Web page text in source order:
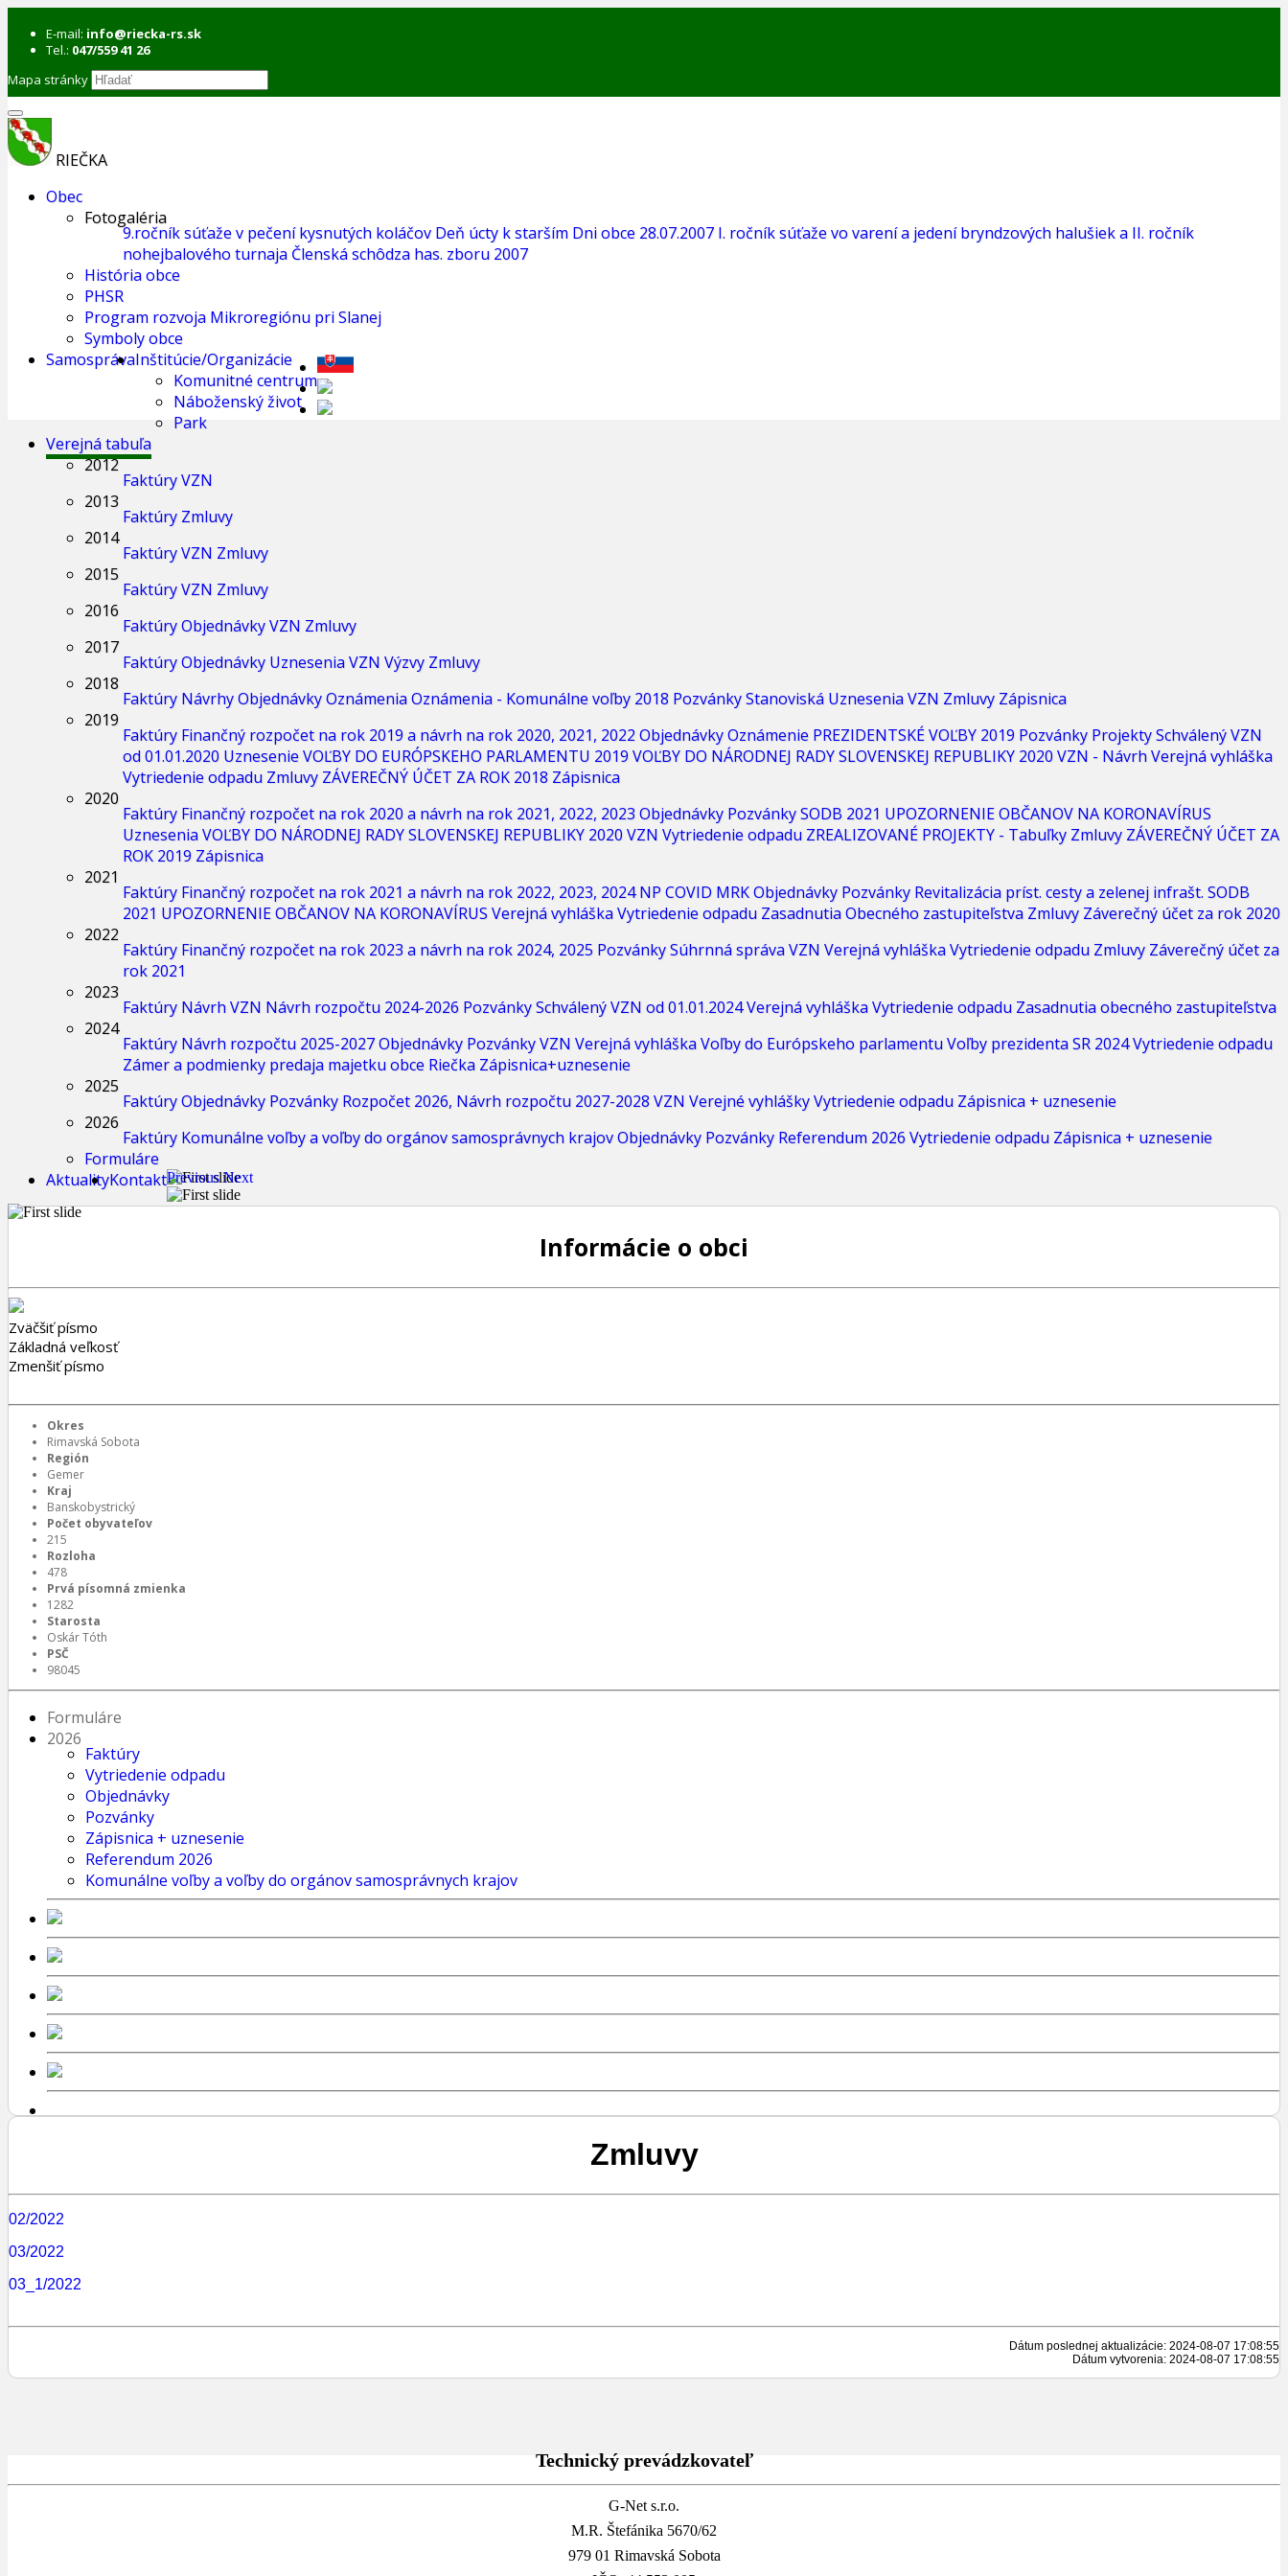
E-mail: info@riecka-rs.sk
Tel.: 047/559 41 26
Mapa stránky
RIEČKA
Obec
Fotogaléria
9.ročník súťaže v pečení kysnutých koláčov Deň úcty k starším Dni obce 28.07.2007 I. ročník súťaže vo varení a jedení bryndzových halušiek a II. ročník
nohejbalového turnaja Členská schôdza has. zboru 2007
História obce
PHSR
Program rozvoja Mikroregiónu pri Slanej
Symboly obce
SamosprávaInštitúcie/Organizácie
Komunitné centrum
Náboženský život
Park
Verejná tabuľa
2012
FaktúryVZN
2013
Faktúry Zmluvy
2014
FaktúryVZN Zmluvy
2015
FaktúryVZN Zmluvy
2016
FaktúryObjednávkyVZN Zmluvy
2017
FaktúryObjednávky UzneseniaVZN Výzvy Zmluvy
2018
Faktúry NávrhyObjednávkyOznámeniaOznámenia - Komunálne voľby 2018 PozvánkyStanoviská UzneseniaVZN Zmluvy Zápisnica
2019
Faktúry Finančný rozpočet na rok 2019 a návrh na rok 2020, 2021, 2022ObjednávkyOznámenie PREZIDENTSKÉ VOĽBY 2019 Pozvánky ProjektySchválený VZN
od 01.01.2020 UznesenieVOĽBY DO EURÓPSKEHO PARLAMENTU 2019VOĽBY DO NÁRODNEJ RADY SLOVENSKEJ REPUBLIKY 2020VZN - NávrhVerejná vyhláška
Vytriedenie odpadu Zmluvy ZÁVEREČNÝ ÚČET ZA ROK 2018 Zápisnica
2020
Faktúry Finančný rozpočet na rok 2020 a návrh na rok 2021, 2022, 2023Objednávky PozvánkySODB 2021 UPOZORNENIE OBČANOV NA KORONAVÍRUS
UzneseniaVOĽBY DO NÁRODNEJ RADY SLOVENSKEJ REPUBLIKY 2020VZN Vytriedenie odpadu ZREALIZOVANÉ PROJEKTY - Tabuľky Zmluvy ZÁVEREČNÝ ÚČET ZA
ROK 2019 Zápisnica
2021
Faktúry Finančný rozpočet na rok 2021 a návrh na rok 2022, 2023, 2024 NP COVID MRKObjednávky Pozvánky Revitalizácia príst. cesty a zelenej infrašt. SODB
2021 UPOZORNENIE OBČANOV NA KORONAVÍRUSVerejná vyhláškaVytriedenie odpadu Zasadnutia Obecného zastupiteľstva Zmluvy Záverečný účet za rok 2020
2022
Faktúry Finančný rozpočet na rok 2023 a návrh na rok 2024, 2025 PozvánkySúhrnná správaVZN Verejná vyhláškaVytriedenie odpadu Zmluvy Záverečný účet za
rok 2021
2023
Faktúry Návrh VZN Návrh rozpočtu 2024-2026 PozvánkySchválený VZN od 01.01.2024Verejná vyhláškaVytriedenie odpadu Zasadnutia obecného zastupiteľstva
2024
Faktúry Návrh rozpočtu 2025-2027Objednávky PozvánkyVZN Verejná vyhláškaVoľby do Európskeho parlamentuVoľby prezidenta SR 2024Vytriedenie odpadu
Zámer a podmienky predaja majetku obce Riečka Zápisnica+uznesenie
2025
FaktúryObjednávky Pozvánky Rozpočet 2026, Návrh rozpočtu 2027-2028VZN Verejné vyhláškyVytriedenie odpadu Zápisnica + uznesenie
2026
Faktúry Komunálne voľby a voľby do orgánov samosprávnych krajovObjednávky Pozvánky Referendum 2026Vytriedenie odpadu Zápisnica + uznesenie
Formuláre
AktualityKontaktPrevious Next
Informácie o obci
Zväčšiť písmo
Základná veľkosť
Zmenšiť písmo
Okres
Rimavská Sobota
Región
Gemer
Kraj
Banskobystrický
Počet obyvateľov
215
Rozloha
478
Prvá písomná zmienka
1282
Starosta
Oskár Tóth
PSČ
98045
Formuláre
2026
Faktúry
Vytriedenie odpadu
Objednávky
Pozvánky
Zápisnica + uznesenie
Referendum 2026
Komunálne voľby a voľby do orgánov samosprávnych krajov
Zmluvy
02/2022
03/2022
03_1/2022
Dátum poslednej aktualizácie: 2024-08-07 17:08:55
Dátum vytvorenia: 2024-08-07 17:08:55
Technický prevádzkovateľ
G-Net s.r.o.
M.R. Štefánika 5670/62
979 01 Rimavská Sobota